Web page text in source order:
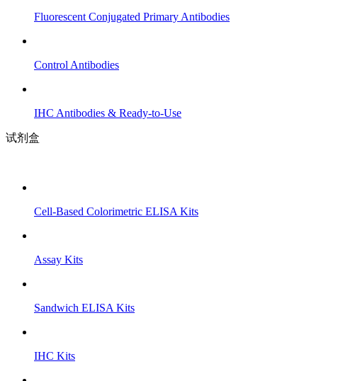
Fluorescent Conjugated Primary Antibodies
Control Antibodies
IHC Antibodies & Ready-to-Use
试剂盒
Cell-Based Colorimetric ELISA Kits
Assay Kits
Sandwich ELISA Kits
IHC Kits